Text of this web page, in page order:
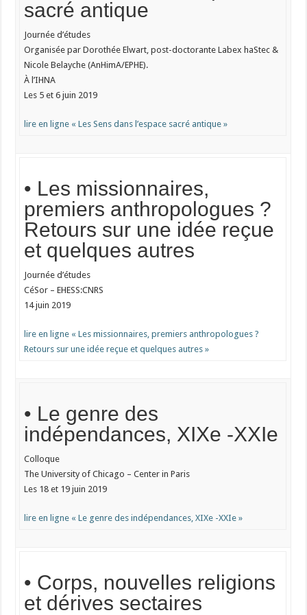
sacré antique
Journée d’études
Organisée par Dorothée Elwart, post-doctorante Labex haStec &
Nicole Belayche (AnHimA/EPHE).
À l’IHNA
Les 5 et 6 juin 2019
lire en ligne « Les Sens dans l’espace sacré antique »
• Les missionnaires,
premiers anthropologues ?
Retours sur une idée reçue
et quelques autres
Journée d’études
CéSor – EHESS:CNRS
14 juin 2019
lire en ligne « Les missionnaires, premiers anthropologues ?
Retours sur une idée reçue et quelques autres »
• Le genre des
indépendances, XIXe -XXIe
Colloque
The University of Chicago – Center in Paris
Les 18 et 19 juin 2019
lire en ligne « Le genre des indépendances, XIXe -XXIe »
• Corps, nouvelles religions
et dérives sectaires